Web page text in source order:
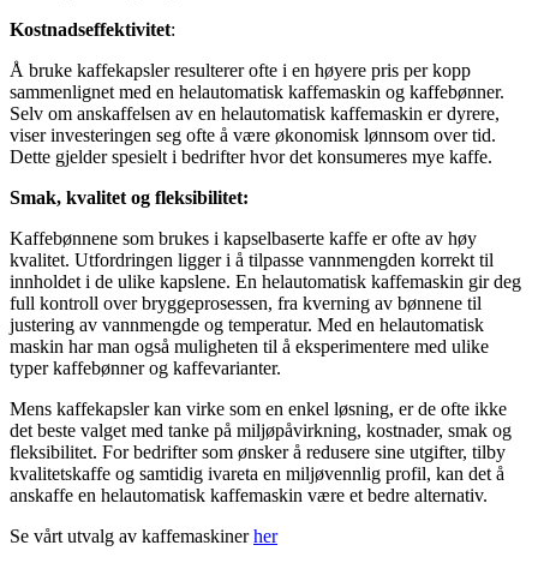
Kostnadseffektivitet:
Å bruke kaffekapsler resulterer ofte i en høyere pris per kopp
sammenlignet med en helautomatisk kaffemaskin og kaffebønner.
Selv om anskaffelsen av en helautomatisk kaffemaskin er dyrere,
viser investeringen seg ofte å være økonomisk lønnsom over tid.
Dette gjelder spesielt i bedrifter hvor det konsumeres mye kaffe.
Smak, kvalitet og fleksibilitet:
Kaffebønnene som brukes i kapselbaserte kaffe er ofte av høy
kvalitet. Utfordringen ligger i å tilpasse vannmengden korrekt til
innholdet i de ulike kapslene. En helautomatisk kaffemaskin gir deg
full kontroll over bryggeprosessen, fra kverning av bønnene til
justering av vannmengde og temperatur. Med en helautomatisk
maskin har man også muligheten til å eksperimentere med ulike
typer kaffebønner og kaffevarianter.
Mens kaffekapsler kan virke som en enkel løsning, er de ofte ikke
det beste valget med tanke på miljøpåvirkning, kostnader, smak og
fleksibilitet. For bedrifter som ønsker å redusere sine utgifter, tilby
kvalitetskaffe og samtidig ivareta en miljøvennlig profil, kan det å
anskaffe en helautomatisk kaffemaskin være et bedre alternativ.
Se vårt utvalg av kaffemaskinerher